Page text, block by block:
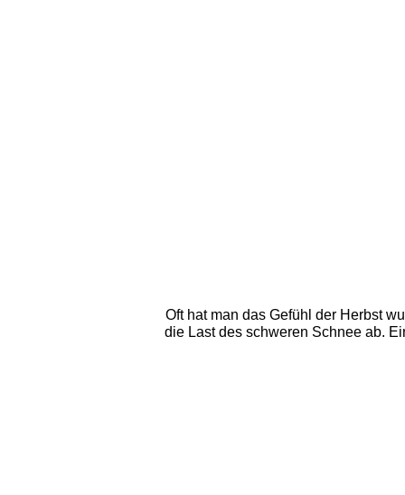
Oft hat man das Gefühl der Herbst
die Last des schweren Schnee ab.